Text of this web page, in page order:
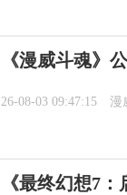
《漫威斗魂》
26-08-03 09:47:15 漫
《最终幻想7